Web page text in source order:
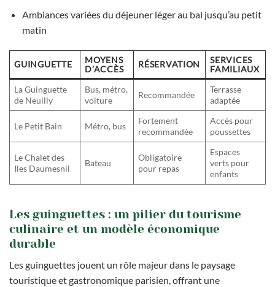
Ambiances variées du déjeuner léger au bal jusqu’au petit
matin
GUINGUETTE
MOYENS
D’ACCÈS
RÉSERVATION
SERVICES
FAMILIAUX
La Guinguette
de Neuilly
Bus, métro,
voiture
Recommandée
Terrasse
adaptée
Le Petit Bain Métro, bus
Fortement
recommandée
Accès pour
poussettes
Le Chalet des
Iles Daumesnil
Bateau
Obligatoire
pour repas
Espaces
verts pour
enfants
Les guinguettes : un pilier du tourisme
culinaire et un modèle économique
durable
Les guinguettes jouent un rôle majeur dans le paysage
touristique et gastronomique parisien, offrant une